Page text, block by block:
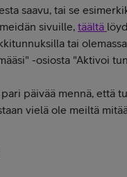
saavu, tai se
sivuille, täältä
tai
-osiosta "Aktivoi
päivää mennä, että
vielä ole meiltä